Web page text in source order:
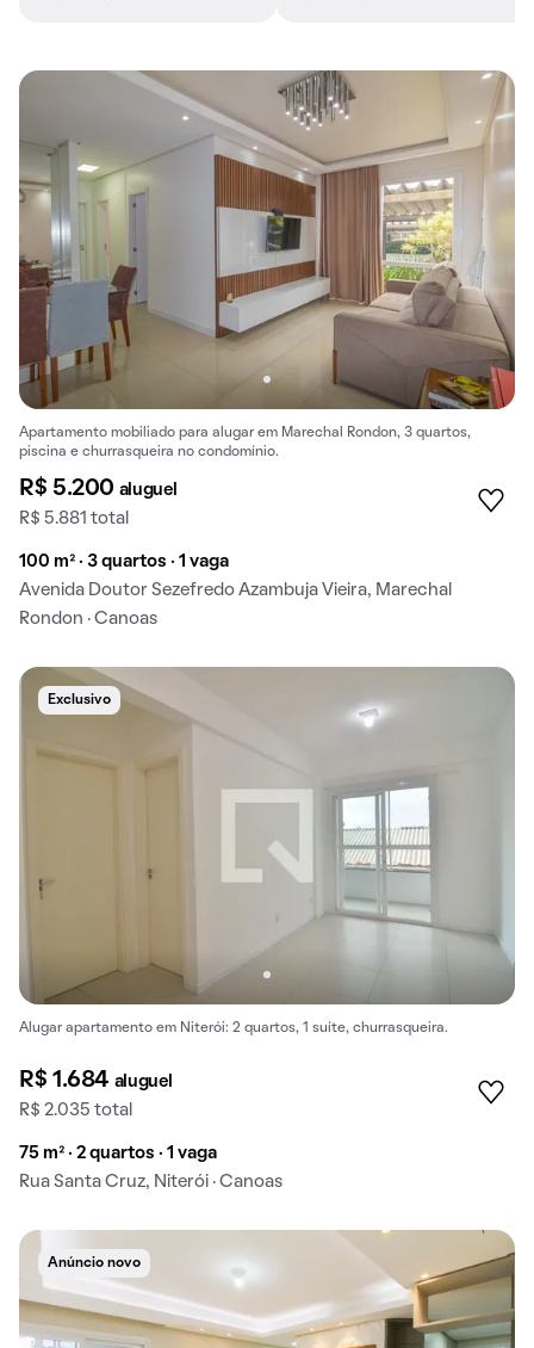
Apartamento mobiliado para alugar em Marechal Rondon, 3 quartos,
piscina e churrasqueira no condomínio.
R$ 5.200 aluguel
R$ 5.881 total
100 m² · 3 quartos · 1 vaga
Avenida Doutor Sezefredo Azambuja Vieira, Marechal
Rondon · Canoas
Exclusivo
Alugar apartamento em Niterói: 2 quartos, 1 suíte, churrasqueira.
R$ 1.684 aluguel
R$ 2.035 total
75 m² · 2 quartos · 1 vaga
Rua Santa Cruz, Niterói · Canoas
Anúncio novo